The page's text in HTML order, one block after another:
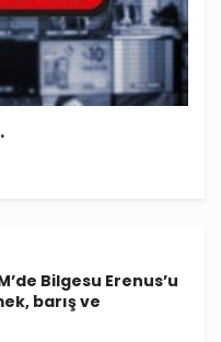
Bilgesu Erenus’u
barış ve